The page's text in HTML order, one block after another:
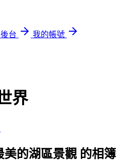
台
我的帳號
界
美的湖區景觀 的相簿